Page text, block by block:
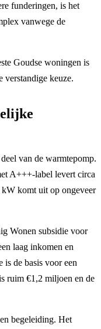
funderingen, is het
vanwege de
Goudse woningen is
verstandige keuze.
van de warmtepomp.
A+++-label levert circa
komt uit op ongeveer
Wonen subsidie voor
laag inkomen en
is de basis voor een
ruim €1,2 miljoen en de
begeleiding. Het